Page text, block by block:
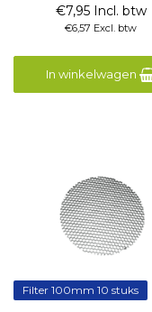
€7,95 Incl. btw
€6,57 Excl. btw
In winkelwagen
Filter 100mm 10 stuks